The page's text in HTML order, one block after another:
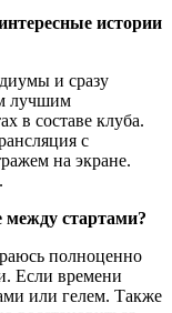
истории
и сразу
лучшим
в составе клуба.
с
на экране.
между стартами?
полноценно
Если времени
или гелем. Также